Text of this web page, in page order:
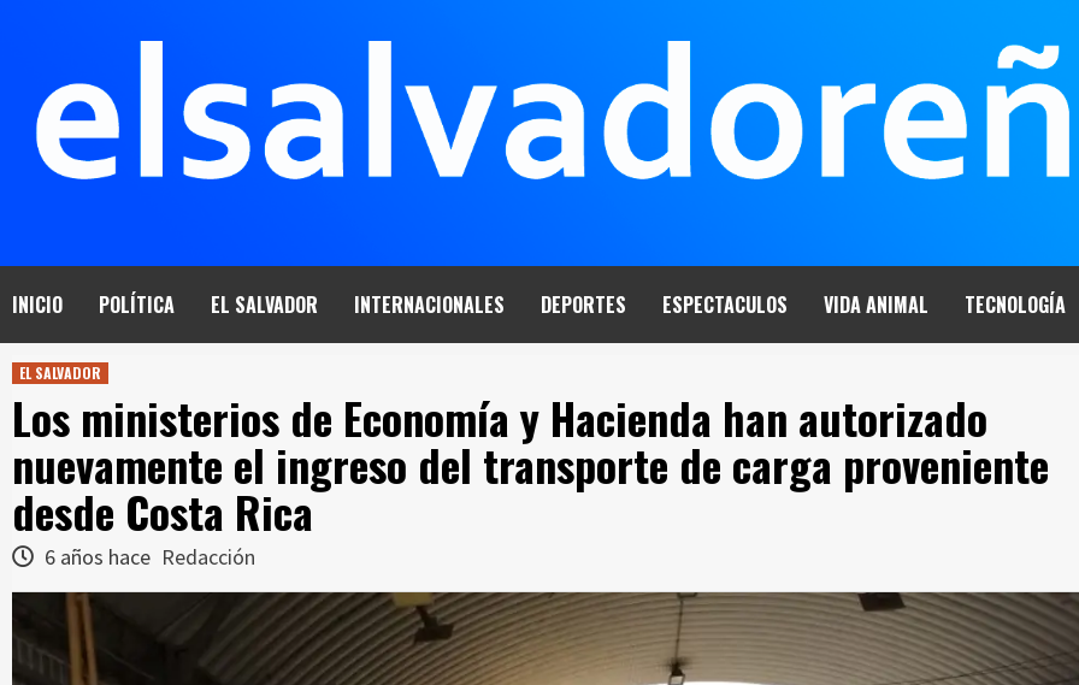
INICIO POLÍTICA EL SALVADOR INTERNACIONALES DEPORTES ESPECTACULOS VIDA ANIMAL TECNOLOGÍA
EL SALVADOR
Los ministerios de Economía y Hacienda han autorizado
nuevamente el ingreso del transporte de carga proveniente
desde Costa Rica
6 años hace Redacción